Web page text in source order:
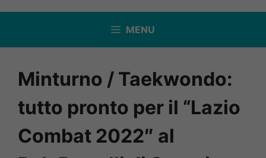
MENU
Minturno / Taekwondo:
tutto pronto per il “Lazio
Combat 2022″ al